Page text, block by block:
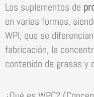
Los suplementos de
en varias formas,
WPI, que se
fabricación, la
contenido de grasas y